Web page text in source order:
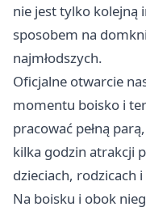
nie jest tylko kolejną
sposobem na
najmłodszych.
Oficjalne otwarcie
momentu boisko i
pracować pełną
kilka godzin atrakcji
dzieciach, rodzicach
Na boisku i obok